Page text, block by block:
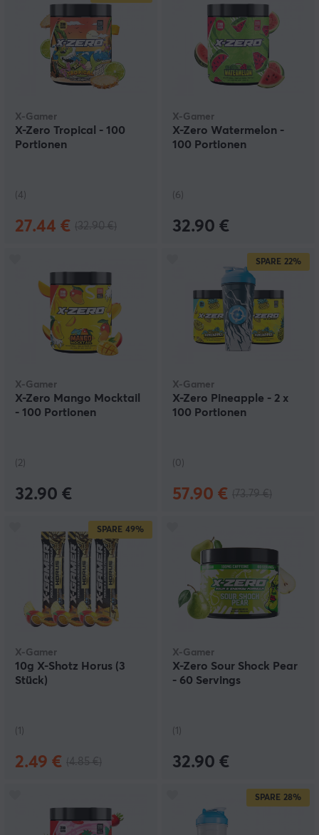
X-Gamer
X-Zero Tropical - 100
Portionen
(4)
27.44 €
X-Gamer
X-Zero Watermelon -
100 Portionen
(6)
32.90 €
X-Gamer
X-Zero Mango Mocktail
- 100 Portionen
(2)
32.90 €
SPARE 22%
X-Gamer
X-Zero Pineapple - 2 x
100 Portionen
(0)
57.90 €
SPARE 49%
X-Gamer
10g X-Shotz Horus (3
Stück)
(1)
2.49 €
X-Gamer
X-Zero Sour Shock Pear
- 60 Servings
(1)
32.90 €
SPARE 28%